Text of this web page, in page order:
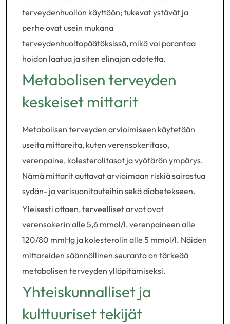
terveydenhuollon käyttöön; tukevat ystävät ja
perhe ovat usein mukana
terveydenhuoltopäätöksissä, mikä voi parantaa
hoidon laatua ja siten elinajan odotetta.
Metabolisen terveyden
keskeiset mittarit
Metabolisen terveyden arvioimiseen käytetään
useita mittareita, kuten verensokeritaso,
verenpaine, kolesterolitasot ja vyötärön ympärys.
Nämä mittarit auttavat arvioimaan riskiä sairastua
sydän- ja verisuonitauteihin sekä diabetekseen.
Yleisesti ottaen, terveelliset arvot ovat
verensokerin alle 5,6 mmol/l, verenpaineen alle
120/80 mmHg ja kolesterolin alle 5 mmol/l. Näiden
mittareiden säännöllinen seuranta on tärkeää
metabolisen terveyden ylläpitämiseksi.
Yhteiskunnalliset ja
kulttuuriset tekijät